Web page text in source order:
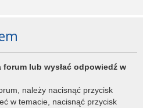
lub wysłać odpowiedź w
należy nacisnąć przycisk
w temacie, nacisnąć przycisk